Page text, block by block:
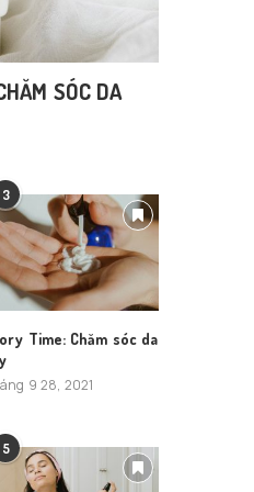
SÓC DA
3
Time: Chăm sóc da
9 28, 2021
5